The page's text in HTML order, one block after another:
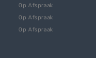
Op Afspraak
Op Afspraak
Op Afspraak